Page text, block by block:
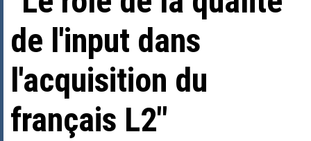
de l'input dans
l'acquisition du
français L2"